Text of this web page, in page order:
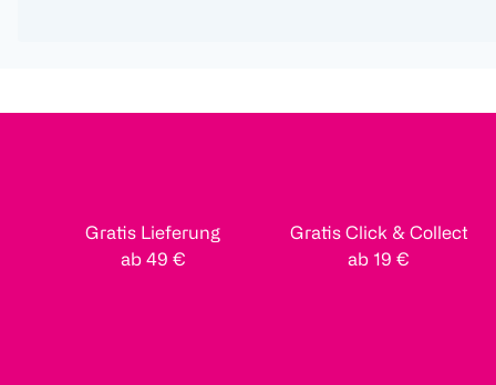
Gratis Lieferung
ab 49 €
Gratis Click & Collect
ab 19 €